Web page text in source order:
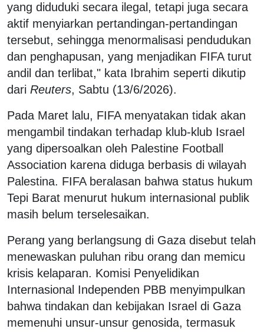
yang diduduki secara ilegal, tetapi juga secara
aktif menyiarkan pertandingan-pertandingan
tersebut, sehingga menormalisasi pendudukan
dan penghapusan, yang menjadikan FIFA turut
andil dan terlibat," kata Ibrahim seperti dikutip
dari Reuters, Sabtu (13/6/2026).
Pada Maret lalu, FIFA menyatakan tidak akan
mengambil tindakan terhadap klub-klub Israel
yang dipersoalkan oleh Palestine Football
Association karena diduga berbasis di wilayah
Palestina. FIFA beralasan bahwa status hukum
Tepi Barat menurut hukum internasional publik
masih belum terselesaikan.
Perang yang berlangsung di Gaza disebut telah
menewaskan puluhan ribu orang dan memicu
krisis kelaparan. Komisi Penyelidikan
Internasional Independen PBB menyimpulkan
bahwa tindakan dan kebijakan Israel di Gaza
memenuhi unsur-unsur genosida, termasuk